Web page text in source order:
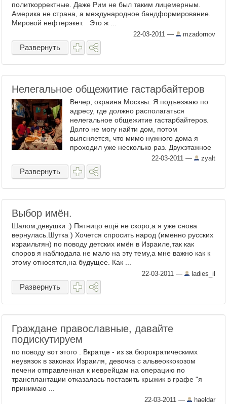
политкорректные. Даже Рим не был таким лицемерным.
Америка не страна, а международное бандформирование.
Мировой нефтерэкет. Это ж ...
22-03-2011 — mzadornov
Развернуть
Нелегальное общежитие гастарбайтеров
Вечер, окраина Москвы. Я подъезжаю по
адресу, где должно располагаться
нелегальное общежитие гастарбайтеров.
Долго не могу найти дом, потом
выясняется, что мимо нужного дома я
проходил уже несколько раз. Двухэтажное
заброшенное здание, все ...22-03-2011 — zyalt
Развернуть
Выбор имён.
Шалом,девушки :) Пятницо ещё не скоро,а я уже снова
вернулась.Шутка ) Хочется спросить народ (именно русских
израильтян) по поводу детских имён в Израиле,так как
споров я наблюдала не мало на эту тему,а мне важно как к
этому относятся,на будущее. Как ...
22-03-2011 — ladies_il
Развернуть
Граждане православные, давайте
подискутируем
по поводу вот этого . Вкратце - из за бюрократическимх
неувязок в законах Израиля, девочка с альвеоккокозом
печени отправленная к иеврейцам на операцию по
трансплантации отказалась поставить крыжик в графе "я
принимаю ...
22-03-2011 — haeldar